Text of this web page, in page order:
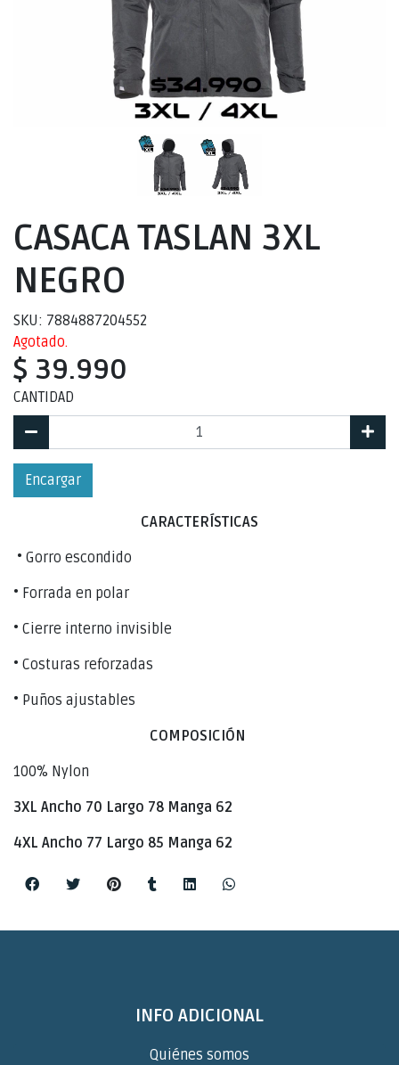
CASACA TASLAN 3XL
NEGRO
SKU: 7884887204552
Agotado.
$ 39.990
CANTIDAD
Encargar
CARACTERÍSTICAS
• Gorro escondido
• Forrada en polar
• Cierre interno invisible
• Costuras reforzadas
• Puños ajustables
COMPOSICIÓN
100% Nylon
3XL Ancho 70 Largo 78 Manga 62
4XL Ancho 77 Largo 85 Manga 62
INFO ADICIONAL
Quiénes somos